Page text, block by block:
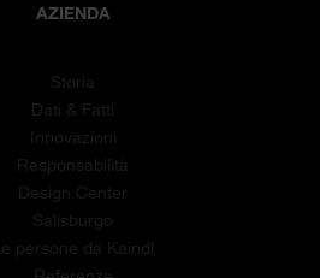
AZIENDA
Storia
Dati & Fatti
Innovazioni
Responsabilità
Design Center
Salisburgo
Le persone da Kaindl